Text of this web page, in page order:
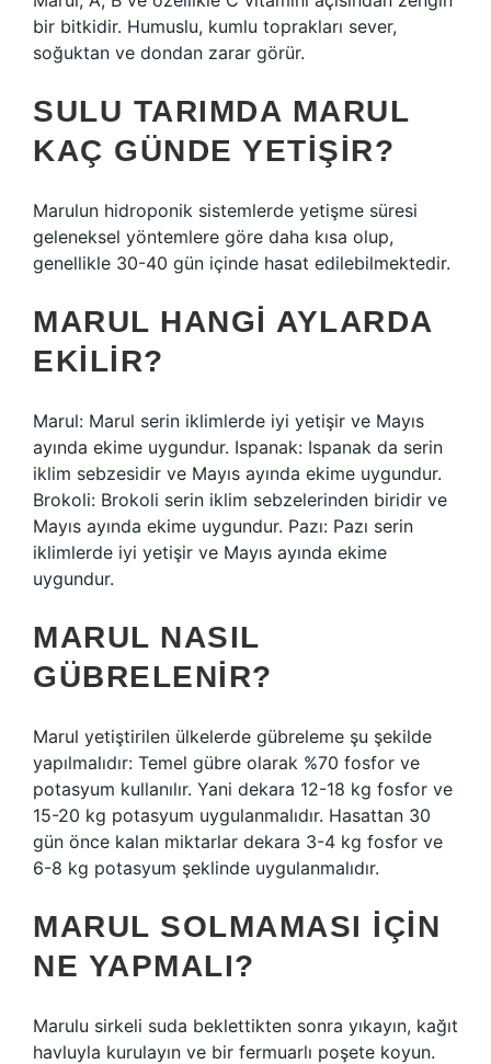
bir bitkidir. Humuslu, kumlu toprakları sever,
soğuktan ve dondan zarar görür.
SULU TARIMDA MARUL
KAÇ GÜNDE YETIŞIR?
Marulun hidroponik sistemlerde yetişme süresi
geleneksel yöntemlere göre daha kısa olup,
genellikle 30-40 gün içinde hasat edilebilmektedir.
MARUL HANGI AYLARDA
EKILIR?
Marul: Marul serin iklimlerde iyi yetişir ve Mayıs
ayında ekime uygundur. Ispanak: Ispanak da serin
iklim sebzesidir ve Mayıs ayında ekime uygundur.
Brokoli: Brokoli serin iklim sebzelerinden biridir ve
Mayıs ayında ekime uygundur. Pazı: Pazı serin
iklimlerde iyi yetişir ve Mayıs ayında ekime
uygundur.
MARUL NASIL
GÜBRELENIR?
Marul yetiştirilen ülkelerde gübreleme şu şekilde
yapılmalıdır: Temel gübre olarak %70 fosfor ve
potasyum kullanılır. Yani dekara 12-18 kg fosfor ve
15-20 kg potasyum uygulanmalıdır. Hasattan 30
gün önce kalan miktarlar dekara 3-4 kg fosfor ve
6-8 kg potasyum şeklinde uygulanmalıdır.
MARUL SOLMAMASI IÇIN
NE YAPMALI?
Marulu sirkeli suda beklettikten sonra yıkayın, kağıt
havluyla kurulayın ve bir fermuarlı poşete koyun.